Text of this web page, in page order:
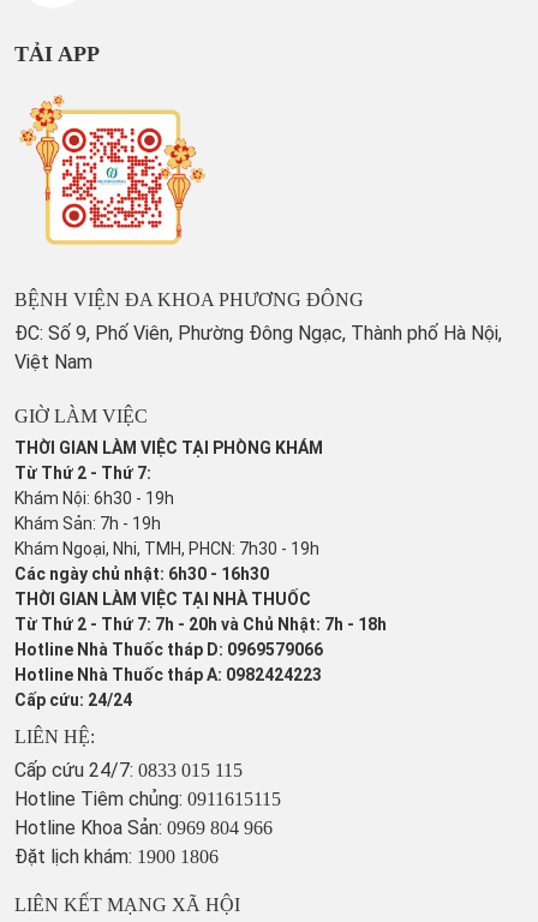
TẢI APP
BỆNH VIỆN ĐA KHOA PHƯƠNG ĐÔNG
ĐC: Số 9, Phố Viên, Phường Đông Ngạc, Thành phố Hà Nội,
Việt Nam
GIỜ LÀM VIỆC
THỜI GIAN LÀM VIỆC TẠI PHÒNG KHÁM
Từ Thứ 2 - Thứ 7:
Khám Nội: 6h30 - 19h
Khám Sản: 7h - 19h
Khám Ngoại, Nhi, TMH, PHCN: 7h30 - 19h
Các ngày chủ nhật: 6h30 - 16h30
THỜI GIAN LÀM VIỆC TẠI NHÀ THUỐC
Từ Thứ 2 - Thứ 7: 7h - 20h và Chủ Nhật: 7h - 18h
Hotline Nhà Thuốc tháp D: 0969579066
Hotline Nhà Thuốc tháp A: 0982424223
Cấp cứu: 24/24
LIÊN HỆ:
Cấp cứu 24/7: 0833 015 115
Hotline Tiêm chủng: 0911615115
Hotline Khoa Sản: 0969 804 966
Đặt lịch khám: 1900 1806
LIÊN KẾT MẠNG XÃ HỘI